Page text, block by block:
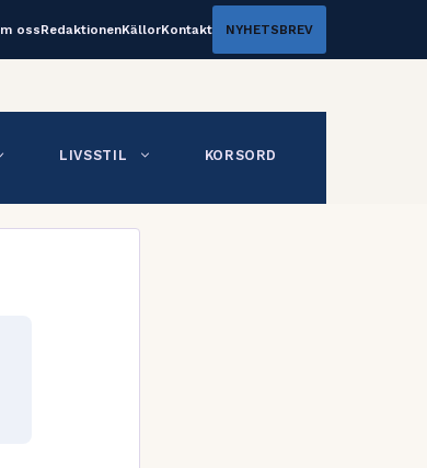
ossRedaktionenKällorKontakt NYHETSBREV
LIVSSTIL KORSORD